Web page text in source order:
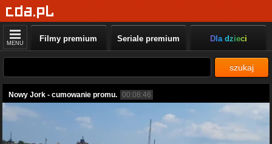
MENU Filmy premium Seriale premium Dla dzieci
szukaj
Nowy Jork - cumowanie promu. 00:08:46